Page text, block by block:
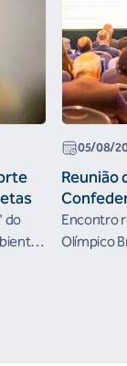
do
05/08/
Reunião
the
Encontro
Olímpico